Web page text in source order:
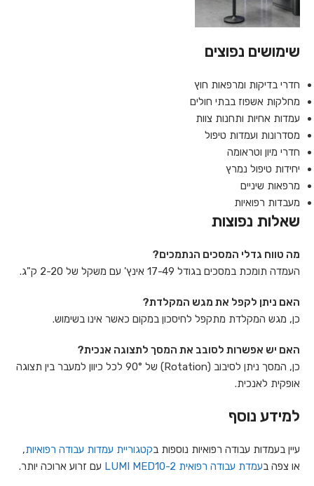
שימושים נפוצים
חדרי בדיקות ומרפאות חוץ
מחלקות אשפוז בבתי חולים
עמדות אחיות ותחנות צוות
מסדרונות ועמדות טיפול
חדרי מיון וטראומה
יחידות טיפול נמרץ
מרפאות שיניים
מעבדות רפואיות
שאלות נפוצות
מה טווח גדלי המסכים הנתמכים?
העמדה תומכת במסכים בגודל 17-49 אינץ' עם משקל של 2-20 ק"ג.
האם ניתן לקפל את מגש המקלדת?
כן, מגש המקלדת מתקפל לחיסכון במקום כאשר אינו בשימוש.
האם יש אפשרות לסובב את המסך לתצוגה אנכית?
כן, המסך ניתן לסיבוב (Rotation) של 90° לכל כיוון למעבר בין תצוגה
אופקית לאנכית.
למידע נוסף
עיין בעמדות עבודה רפואיות נוספות בקטגוריית עמדות עבודה רפואיות,
או צפה בעמדת עבודה רפואית LUMI MED10-2 עם זרוע ארוכה יותר.